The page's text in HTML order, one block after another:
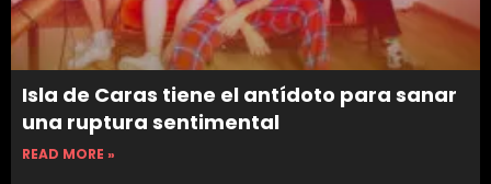
Isla de Caras tiene el antídoto para sanar
una ruptura sentimental
READ MORE »